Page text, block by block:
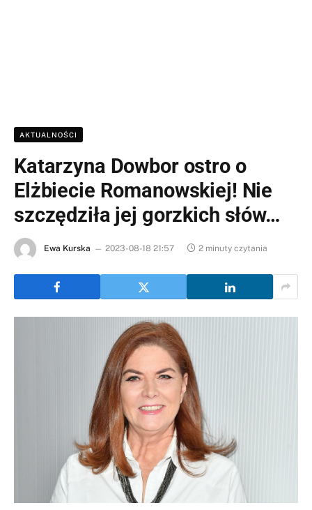
AKTUALNOŚCI
Katarzyna Dowbor ostro o
Elżbiecie Romanowskiej! Nie
szczędziła jej gorzkich słów…
Ewa Kurska 2023-08-18 21:57 2 minuty czytania